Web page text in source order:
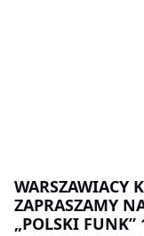
WARSZAWIACY
ZAPRASZAMY
„POLSKI FUNK”